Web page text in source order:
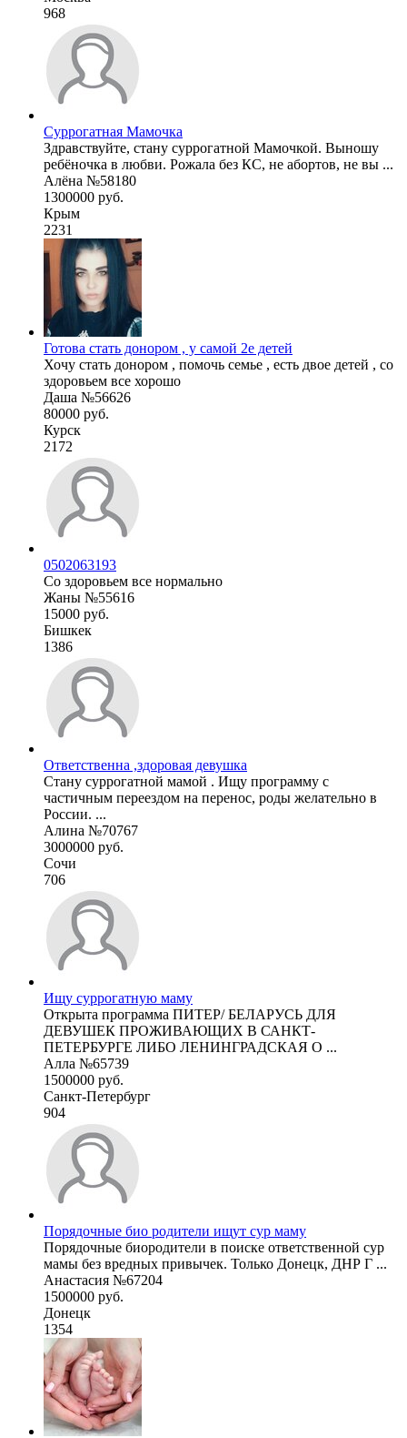
968
Суррогатная Мамочка
Здравствуйте, стану суррогатной Мамочкой. Выношу
ребёночка в любви. Рожала без КС, не абортов, не вы ...
Алёна №58180
1300000 руб.
Крым
2231
Готова стать донором , у самой 2е детей
Хочу стать донором , помочь семье , есть двое детей , со
здоровьем все хорошо
Даша №56626
80000 руб.
Курск
2172
0502063193
Со здоровьем все нормально
Жаны №55616
15000 руб.
Бишкек
1386
Ответственна ,здоровая девушка
Стану суррогатной мамой . Ищу программу с
частичным переездом на перенос, роды желательно в
России. ...
Алина №70767
3000000 руб.
Сочи
706
Ищу суррогатную маму
Открыта программа ПИТЕР/ БЕЛАРУСЬ ДЛЯ
ДЕВУШЕК ПРОЖИВАЮЩИХ В САНКТ-
ПЕТЕРБУРГЕ ЛИБО ЛЕНИНГРАДСКАЯ О ...
Алла №65739
1500000 руб.
Санкт-Петербург
904
Порядочные био родители ищут сур маму
Порядочные биородители в поиске ответственной сур
мамы без вредных привычек. Только Донецк, ДНР Г ...
Анастасия №67204
1500000 руб.
Донецк
1354